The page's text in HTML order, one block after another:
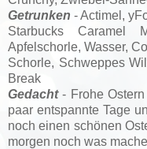
Getrunken - Actimel,
Starbucks Caramel
Apfelschorle, Wasser,
Schorle, Schweppes
Break
Gedacht- Frohe Ostern
paar entspannte Tage
noch einen schönen
morgen noch was